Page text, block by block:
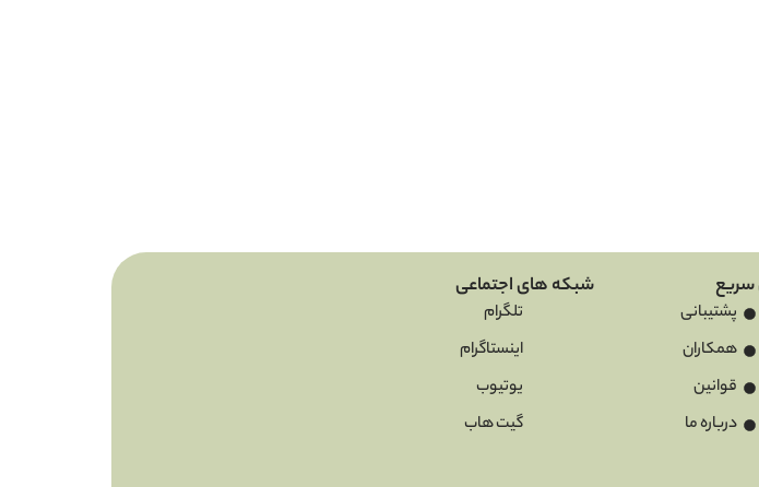
پشتیبانی
همکاران
قوانین
درباره ما
شبکه های اجتماعی
تلگرام
اینستاگرام
یوتیوب
گیت هاب